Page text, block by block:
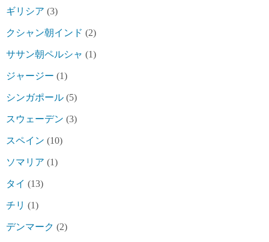
ギリシア (3)
クシャン朝インド (2)
ササン朝ペルシャ (1)
ジャージー (1)
シンガポール (5)
スウェーデン (3)
スペイン (10)
ソマリア (1)
タイ (13)
チリ (1)
デンマーク (2)